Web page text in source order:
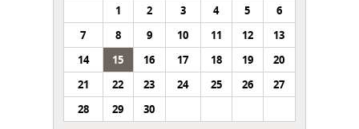
1
2 3 4 5
6
7
8 9 10 11 12
13
14
15 16 17 18 19
20
21
22 23 24 25 26
27
28
29 30